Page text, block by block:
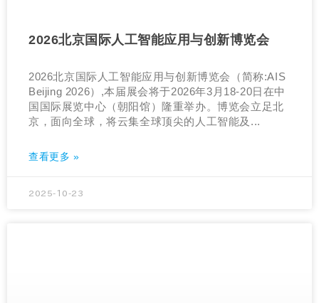
2026北京国际人工智能应用与创新博览会
2026北京国际人工智能应用与创新博览会（简称:AIS
Beijing 2026）,本届展会将于2026年3月18-20日在中
国国际展览中心（朝阳馆）隆重举办。博览会立足北
京，面向全球，将云集全球顶尖的人工智能及...
查看更多 »
2025-10-23